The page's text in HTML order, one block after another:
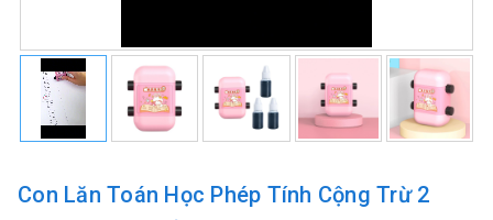
Con Lăn Toán Học Phép Tính Cộng Trừ 2